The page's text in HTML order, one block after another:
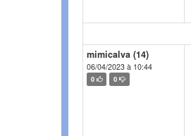
mimicalva (14)
06/04/2023 à 10:44
0 0